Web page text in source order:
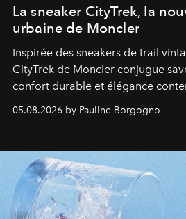
La sneaker CityTrek, la
urbaine de Moncler
Inspirée des sneakers de trail
CityTrek de Moncler conjugue
confort durable et élégance
accompagner les explorations du
05.08.2026 by Pauline Borgogno